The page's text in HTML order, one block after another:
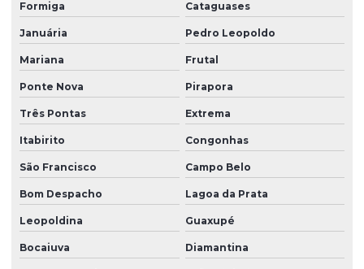
Formiga Cataguases
Januária Pedro Leopoldo
Mariana Frutal
Ponte Nova Pirapora
Três Pontas Extrema
Itabirito Congonhas
São Francisco Campo Belo
Bom Despacho Lagoa da Prata
Leopoldina Guaxupé
Bocaiuva Diamantina